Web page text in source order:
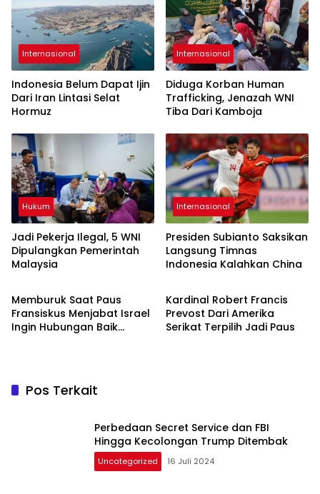
Internasional
Indonesia Belum Dapat Ijin
Dari Iran Lintasi Selat
Hormuz
Internasional
Diduga Korban Human
Trafficking, Jenazah WNI
Tiba Dari Kamboja
Hukum
Jadi Pekerja Ilegal, 5 WNI
Dipulangkan Pemerintah
Malaysia
Internasional
Presiden Subianto Saksikan
Langsung Timnas
Indonesia Kalahkan China
Internasional
Memburuk Saat Paus
Fransiskus Menjabat Israel
Ingin Hubungan Baik
Internasional
Kardinal Robert Francis
Prevost Dari Amerika
Serikat Terpilih Jadi Paus
Pos Terkait
Perbedaan Secret Service dan FBI
Hingga Kecolongan Trump Ditembak
Uncategorized 16 Juli 2024